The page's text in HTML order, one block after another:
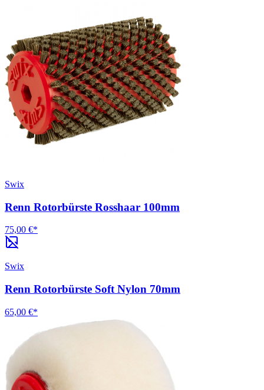
Swix
Renn Rotorbürste Rosshaar 100mm
75,00 €*
Swix
Renn Rotorbürste Soft Nylon 70mm
65,00 €*